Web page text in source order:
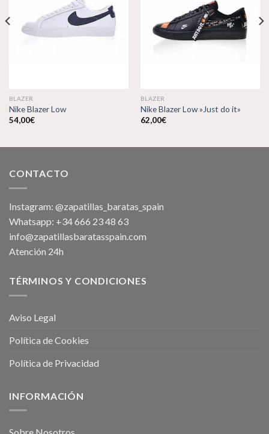
a la
lista de
deseos
BLAZER
Nike Blazer Low
54,00€
lista de
deseos
BLAZER
Nike Blazer Low »Just do it»
62,00€
CONTACTO
Instagram: @zapatillas_baratas_spain
Whatsapp: +34 666 23 48 63
info@zapatillasbaratasspain.com
Atención 24h
TÉRMINOS Y CONDICIONES
Aviso Legal
Política de Cookies
Política de Privacidad
INFORMACIÓN